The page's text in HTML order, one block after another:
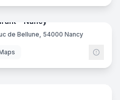
- Nancy
de Bellune, 54000 Nancy
7